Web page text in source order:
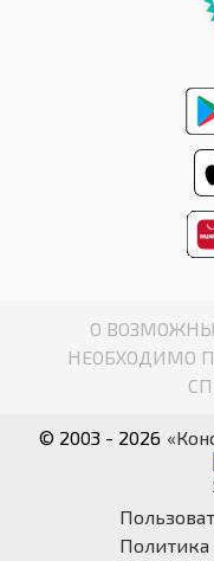
О
НЕОБХОДИМО
© 2003 - 2026
Политика